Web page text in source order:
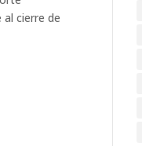
cierre de